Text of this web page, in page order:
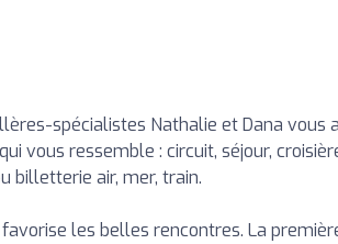
spécialistes Nathalie et Dana vous
vous ressemble : circuit, séjour,
billetterie air, mer, train.
les belles rencontres. La